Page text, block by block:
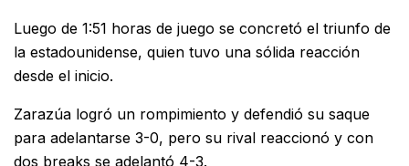
Luego de 1:51 horas de juego se concretó el triunfo de
la estadounidense, quien tuvo una sólida reacción
desde el inicio.
Zarazúa logró un rompimiento y defendió su saque
para adelantarse 3-0, pero su rival reaccionó y con
dos breaks se adelantó 4-3.